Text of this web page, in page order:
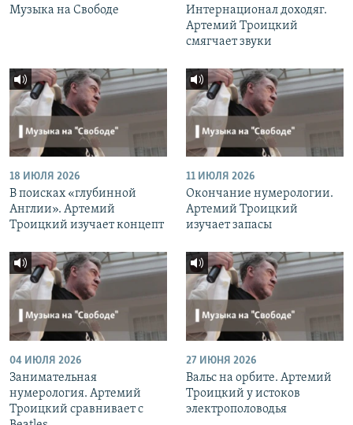
Музыка на Свободе
Интернационал доходяг.
Артемий Троицкий
смягчает звуки
18 ИЮЛЯ 2026
В поисках «глубинной
Англии». Артемий
Троицкий изучает концепт
11 ИЮЛЯ 2026
Окончание нумерологии.
Артемий Троицкий
изучает запасы
04 ИЮЛЯ 2026
Занимательная
нумерология. Артемий
Троицкий сравнивает с
27 ИЮНЯ 2026
Вальс на орбите. Артемий
Троицкий у истоков
электрополоводья